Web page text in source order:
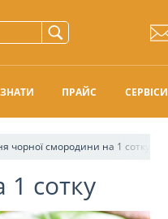
ПРАЙС СЕРВІСИ
чорної смородини на 1 сотку
сотку